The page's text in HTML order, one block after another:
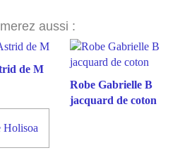
aussi :
de M
Robe Gabrielle B
jacquard de coton
Holisoa